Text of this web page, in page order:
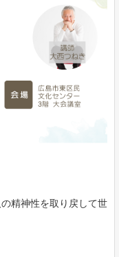
精神性を取り戻して世